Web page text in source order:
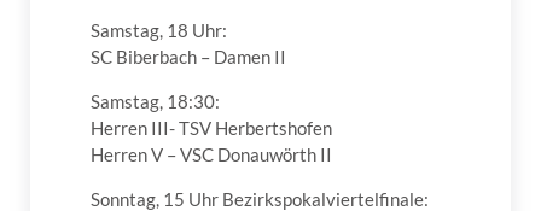
Samstag, 18 Uhr:
SC Biberbach – Damen II
Samstag, 18:30:
Herren III- TSV Herbertshofen
Herren V – VSC Donauwörth II
Sonntag, 15 Uhr Bezirkspokalviertelfinale: